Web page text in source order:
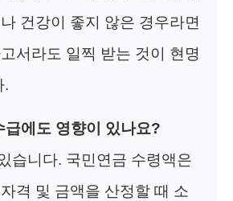
건강이 좋지 않은 경우라면
서라도 일찍 받는 것이 현명
.
급에도 영향이 있나요?
습니다. 국민연금 수령액은
격 및 금액을 산정할 때 소